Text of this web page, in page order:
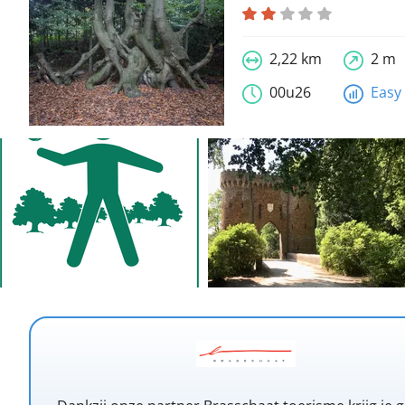
2,22 km
2 m
00u26
Easy